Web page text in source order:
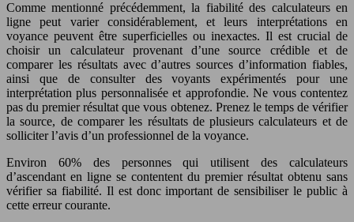
Comme mentionné précédemment, la fiabilité des calculateurs en
ligne peut varier considérablement, et leurs interprétations en
voyance peuvent être superficielles ou inexactes. Il est crucial de
choisir un calculateur provenant d’une source crédible et de
comparer les résultats avec d’autres sources d’information fiables,
ainsi que de consulter des voyants expérimentés pour une
interprétation plus personnalisée et approfondie. Ne vous contentez
pas du premier résultat que vous obtenez. Prenez le temps de vérifier
la source, de comparer les résultats de plusieurs calculateurs et de
solliciter l’avis d’un professionnel de la voyance.
Environ 60% des personnes qui utilisent des calculateurs
d’ascendant en ligne se contentent du premier résultat obtenu sans
vérifier sa fiabilité. Il est donc important de sensibiliser le public à
cette erreur courante.